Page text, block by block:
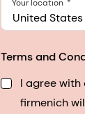
United States
Your location
Terms and
I agree
firmenich